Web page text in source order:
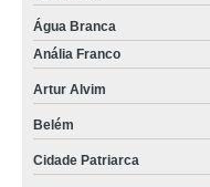
Água Branca
Anália Franco
Artur Alvim
Belém
Cidade Patriarca